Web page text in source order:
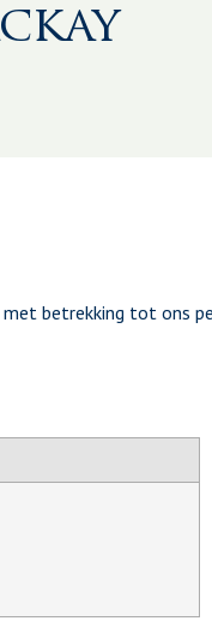
betrekking tot ons